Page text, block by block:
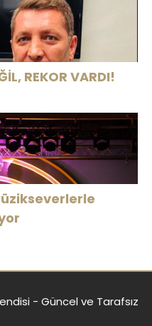
REKOR VARDI!
- Güncel ve Tarafsız